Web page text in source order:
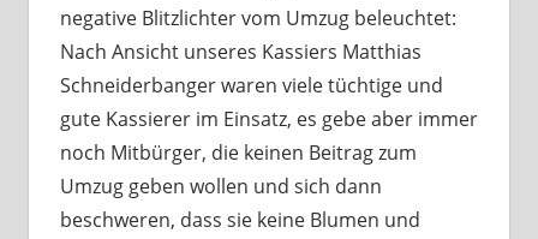
negative Blitzlichter vom Umzug beleuchtet:
Nach Ansicht unseres Kassiers Matthias
Schneiderbanger waren viele tüchtige und
gute Kassierer im Einsatz, es gebe aber immer
noch Mitbürger, die keinen Beitrag zum
Umzug geben wollen und sich dann
beschweren, dass sie keine Blumen und